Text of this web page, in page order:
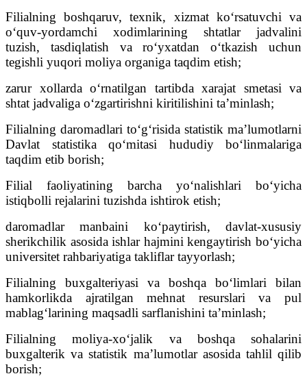
Filialning boshqaruv, texnik, xizmat ko‘rsatuvchi va
o‘quv-yordamchi xodimlarining shtatlar jadvalini
tuzish, tasdiqlatish va ro‘yxatdan o‘tkazish uchun
tegishli yuqori moliya organiga taqdim etish;
zarur xollarda o‘rnatilgan tartibda xarajat smetasi va
shtat jadvaliga o‘zgartirishni kiritilishini ta’minlash;
Filialning daromadlari to‘g‘risida statistik ma’lumotlarni
Davlat statistika qo‘mitasi hududiy bo‘linmalariga
taqdim etib borish;
Filial faoliyatining barcha yo‘nalishlari bo‘yicha
istiqbolli rejalarini tuzishda ishtirok etish;
daromadlar manbaini ko‘paytirish, davlat-xususiy
sherikchilik asosida ishlar hajmini kengaytirish bo‘yicha
universitet rahbariyatiga takliflar tayyorlash;
Filialning buxgalteriyasi va boshqa bo‘limlari bilan
hamkorlikda ajratilgan mehnat resurslari va pul
mablag‘larining maqsadli sarflanishini ta’minlash;
Filialning moliya-xo‘jalik va boshqa sohalarini
buxgalterik va statistik ma’lumotlar asosida tahlil qilib
borish;